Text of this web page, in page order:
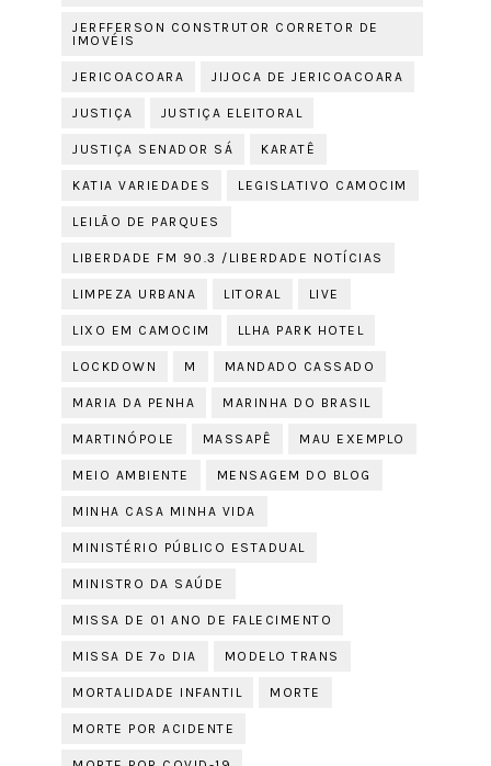
JERFFERSON CONSTRUTOR CORRETOR DE
IMOVÉIS
JERICOACOARA JIJOCA DE JERICOACOARA
JUSTIÇA JUSTIÇA ELEITORAL
JUSTIÇA SENADOR SÁ KARATÊ
KATIA VARIEDADES LEGISLATIVO CAMOCIM
LEILÃO DE PARQUES
LIBERDADE FM 90.3 /LIBERDADE NOTÍCIAS
LIMPEZA URBANA LITORAL LIVE
LIXO EM CAMOCIM LLHA PARK HOTEL
LOCKDOWN M MANDADO CASSADO
MARIA DA PENHA MARINHA DO BRASIL
MARTINÓPOLE MASSAPÊ MAU EXEMPLO
MEIO AMBIENTE MENSAGEM DO BLOG
MINHA CASA MINHA VIDA
MINISTÉRIO PÚBLICO ESTADUAL
MINISTRO DA SAÚDE
MISSA DE 01 ANO DE FALECIMENTO
MISSA DE 7º DIA MODELO TRANS
MORTALIDADE INFANTIL MORTE
MORTE POR ACIDENTE